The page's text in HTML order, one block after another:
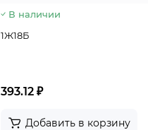
В наличии
1Ж18Б
393.12 ₽
Добавить в корзину